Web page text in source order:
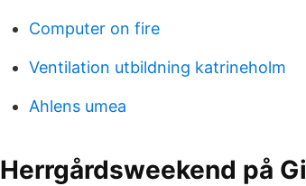
Computer on fire
Ventilation utbildning katrineholm
Ahlens umea
Herrgårdsweekend på